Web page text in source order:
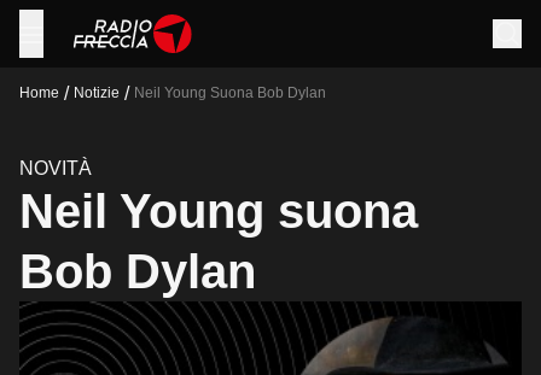
Home / Notizie / Neil Young Suona Bob Dylan
NOVITÀ
Neil Young suona
Bob Dylan